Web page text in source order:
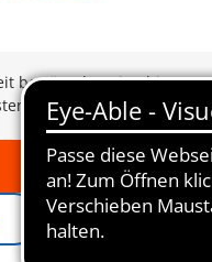
beträgt derzeit 3 bis 6
ab CHF 99
In den Warenkorb